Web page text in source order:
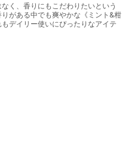
く、香りにもこだわりたいという
がある中でも爽やかな《ミント&柑
デイリー使いにぴったりなアイテ